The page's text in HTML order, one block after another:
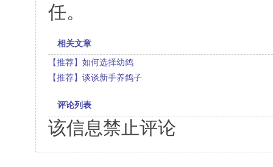
任。
相关文章
【推荐】如何选择幼鸽
【推荐】谈谈新手养鸽子
评论列表
该信息禁止评论